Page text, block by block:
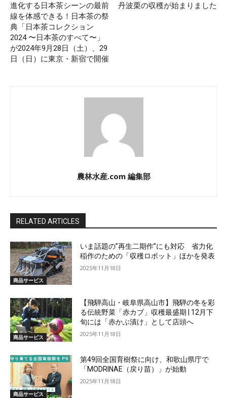
進化する日本茶シーンの最前
線を体感できる！日本茶の祭
典「日本茶コレクション
2024 〜日本茶のすべて〜」
が2024年9月28日（土）、29
日（日）に東京・新宿で開催
丹波栗の収穫が始まりました
農林水産.com 編集部
RELATED ARTICLES
商品サービス
いま話題の”再生二期作”にも対応 省力化
稲作のための「収穫ロボット」ほかを発表
2025年11月18日
商品サービス
【飛騨高山・岐阜県高山市】飛騨の冬を彩
る伝統野菜「赤カブ」収穫最盛期 | 12月下
旬には「赤かぶ漬け」として店頭へ
2025年11月18日
商品サービス
第49回全国育樹祭に向け、和歌山県庁で
「MODRINAE（戻り苗）」が始動
2025年11月18日